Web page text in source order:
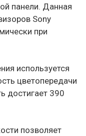
панели. Данная
Sony
при
используется
цветопередачи
достигает 390
позволяет